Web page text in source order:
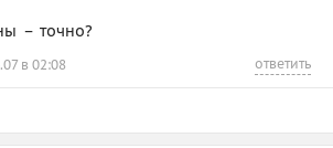
– точно?
в 02:08 ответить